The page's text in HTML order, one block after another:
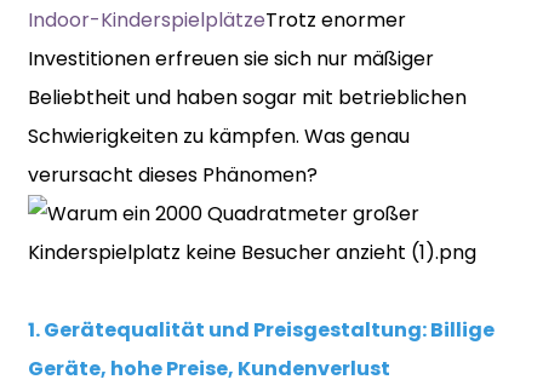
Indoor-KinderspielplätzeTrotz enormer
Investitionen erfreuen sie sich nur mäßiger
Beliebtheit und haben sogar mit betrieblichen
Schwierigkeiten zu kämpfen. Was genau
verursacht dieses Phänomen?
1. Gerätequalität und Preisgestaltung: Billige
Geräte, hohe Preise, Kundenverlust